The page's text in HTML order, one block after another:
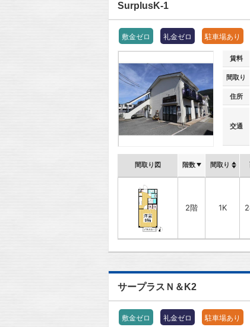
SurplusK-1
敷金ゼロ 礼金ゼロ 駐車場あり
賃料
間取り
住所
交通
間取り図 階数 間取り
2階 1K
サープラスＮ＆K2
敷金ゼロ 礼金ゼロ 駐車場あり